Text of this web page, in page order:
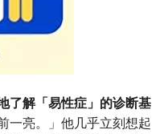
了解「易性症」的诊断基
一亮。」他几乎立刻想起